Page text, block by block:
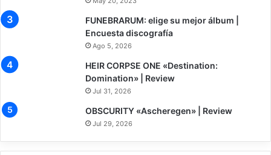
FUNEBRARUM: elige su mejor álbum |
Encuesta discografía
Ago 5, 2026
8
HEIR CORPSE ONE «Destination:
Domination» | Review
Jul 31, 2026
OBSCURITY «Ascheregen» | Review
Jul 29, 2026